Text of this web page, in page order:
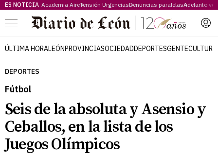
ES NOTICIA Academia AireTensión UrgenciasDenuncias paralelasAdelanto
Menú
ÚLTIMA HORALEÓNPROVINCIASOCIEDADDEPORTESGENTECULTURA
DEPORTES
Fútbol
Seis de la absoluta y Asensio y
Ceballos, en la lista de los
Juegos Olímpicos